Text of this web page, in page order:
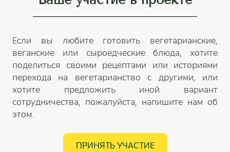
Если вы любите готовить вегетарианские,
веганские или сыроедческие блюда, хотите
поделиться своими рецептами или историями
перехода на вегетарианство с другими, или
хотите предложить иной вариант
сотрудничества, пожалуйста, напишите нам об
этом.
ПРИНЯТЬ УЧАСТИЕ